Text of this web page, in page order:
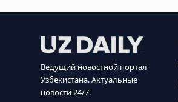
Ведущий новостной портал
Узбекистана. Актуальные
новости 24/7.